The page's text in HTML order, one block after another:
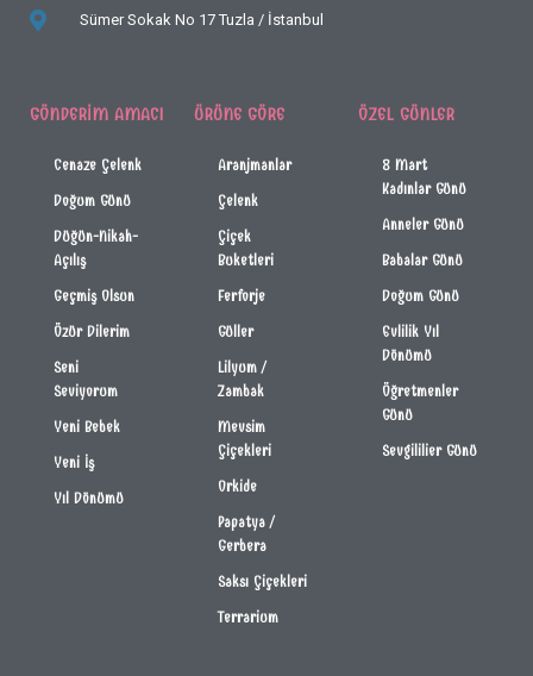
Sümer Sokak No 17 Tuzla / İstanbul
GÖNDERIM AMACI
Cenaze Çelenk
Doğum Günü
Düğün-Nikah-
Açılış
Geçmiş Olsun
Özür Dilerim
Seni
Seviyorum
Yeni Bebek
Yeni İş
Yıl Dönümü
ÜRÜNE GÖRE
Aranjmanlar
Çelenk
Çiçek
Buketleri
Ferforje
Güller
Lilyum /
Zambak
Mevsim
Çiçekleri
Orkide
Papatya /
Gerbera
Saksı Çiçekleri
Terrarium
ÖZEL GÜNLER
8 Mart
Kadınlar Günü
Anneler Günü
Babalar Günü
Doğum Günü
Evlilik Yıl
Dönümü
Öğretmenler
Günü
Sevgililier Günü